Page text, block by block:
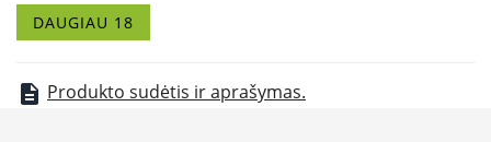
Girkalnis, Šėtupio g. 36
Grinkiškis, Tilto g. 13
Kaišiadorys, Gedimino g. 51
DAUGIAU 18
description Produkto sudėtis ir aprašymas.